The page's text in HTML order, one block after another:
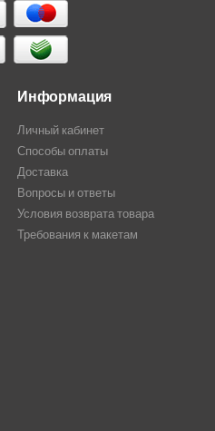
Информация
Личный кабинет
Способы оплаты
Доставка
Вопросы и ответы
Условия возврата товара
Требования к макетам